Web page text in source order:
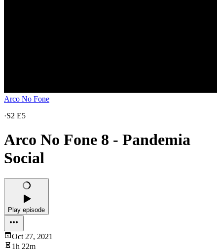
Arco No Fone
·S2 E5
Arco No Fone 8 - Pandemia
Social
Play episode
Oct 27, 2021
1h 22m